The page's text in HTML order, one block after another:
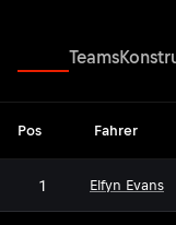
Teams
Pos Fahrer
1 Elfyn Evans